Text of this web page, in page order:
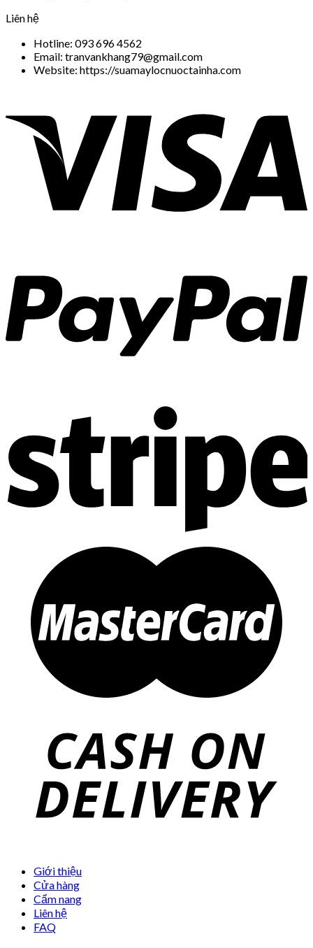
Liên hệ
Hotline: 093 696 4562
Email: tranvankhang79@gmail.com
Website: https://suamaylocnuoctainha.com
Giới thiệu
Cửa hàng
Cẩm nang
Liên hệ
FAQ